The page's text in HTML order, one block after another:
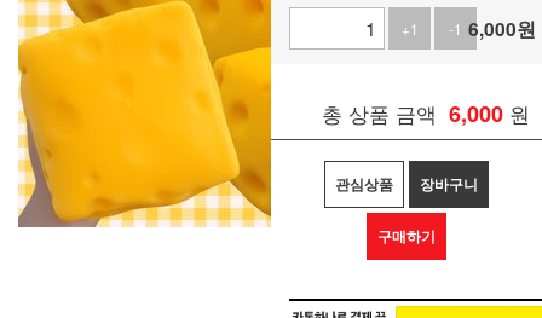
+1
-1 6,000원
총 상품 금액 6,000 원
관심상품 장바구니
구매하기